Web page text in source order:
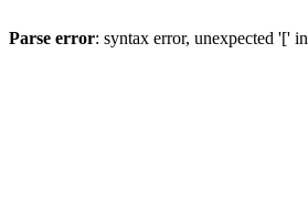
Parse error: syntax error, unexpected '[' in